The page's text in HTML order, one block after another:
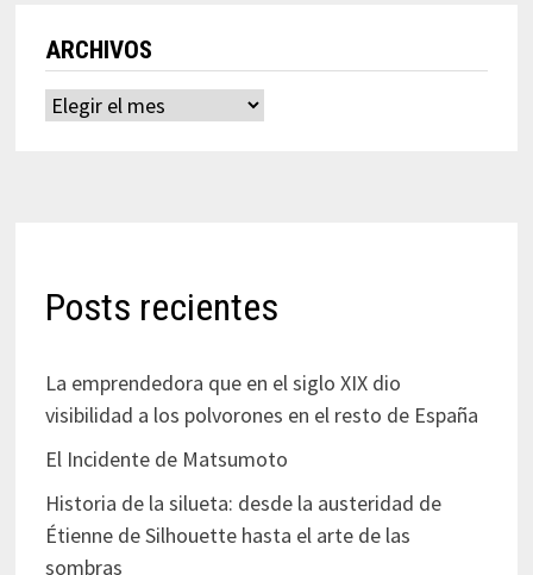
ARCHIVOS
Archivos
Posts recientes
La emprendedora que en el siglo XIX dio
visibilidad a los polvorones en el resto de España
El Incidente de Matsumoto
Historia de la silueta: desde la austeridad de
Étienne de Silhouette hasta el arte de las
sombras